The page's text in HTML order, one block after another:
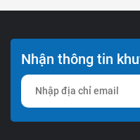
Nhận thông tin